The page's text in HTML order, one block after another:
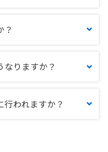
？
なりますか？
われますか？